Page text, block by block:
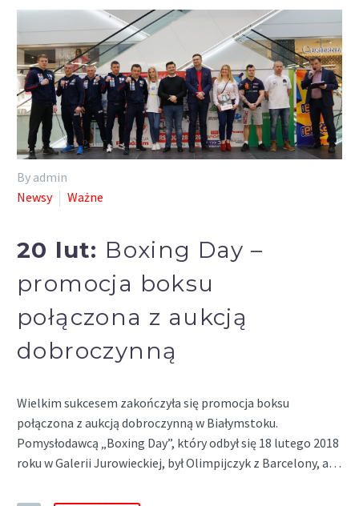
By admin
Newsy
Ważne
20 lut: Boxing Day –
promocja boksu
połączona z aukcją
dobroczynną
Wielkim sukcesem zakończyła się promocja boksu
połączona z aukcją dobroczynną w Białymstoku.
Pomysłodawcą „Boxing Day”, który odbył się 18 lutego 2018
roku w Galerii Jurowieckiej, był Olimpijczyk z Barcelony, a…